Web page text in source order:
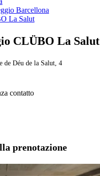
Barcellona
La Salut
CLÜBO La Salut
de Déu de la Salut, 4
contatto
prenotazione